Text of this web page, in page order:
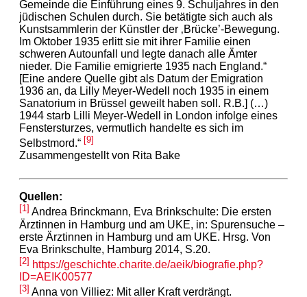
Gemeinde die Einführung eines 9. Schuljahres in den
jüdischen Schulen durch. Sie betätigte sich auch als
Kunstsammlerin der Künstler der ‚Brücke’-Bewegung.
Im Oktober 1935 erlitt sie mit ihrer Familie einen
schweren Autounfall und legte danach alle Ämter
nieder. Die Familie emigrierte 1935 nach England.“
[Eine andere Quelle gibt als Datum der Emigration
1936 an, da Lilly Meyer-Wedell noch 1935 in einem
Sanatorium in Brüssel geweilt haben soll. R.B.] (…)
1944 starb Lilli Meyer-Wedell in London infolge eines
Fenstersturzes, vermutlich handelte es sich im
Selbstmord.“ [9]
Zusammengestellt von Rita Bake
Quellen:
[1] Andrea Brinckmann, Eva Brinkschulte: Die ersten
Ärztinnen in Hamburg und am UKE, in: Spurensuche –
erste Ärztinnen in Hamburg und am UKE. Hrsg. Von
Eva Brinkschulte, Hamburg 2014, S.20.
[2] https://geschichte.charite.de/aeik/biografie.php?
ID=AEIK00577
[3] Anna von Villiez: Mit aller Kraft verdrängt.